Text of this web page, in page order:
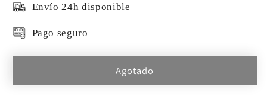
Envío 24h disponible
Pago seguro
Agotado